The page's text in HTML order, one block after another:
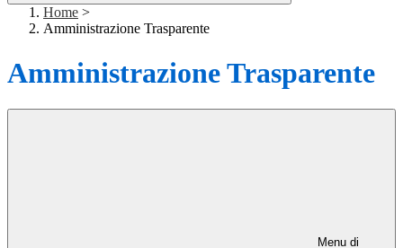
Home >
Amministrazione Trasparente
Amministrazione Trasparente
Menu di